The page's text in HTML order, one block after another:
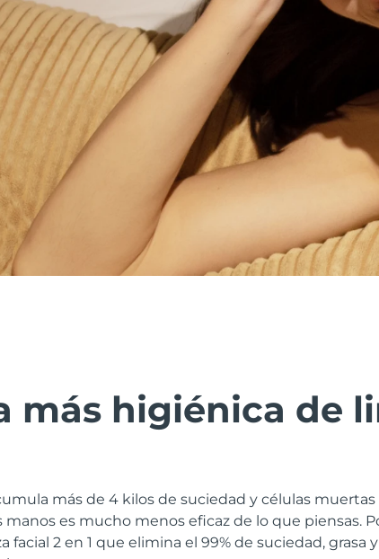
más higiénica de
más de 4 kilos de suciedad y células
es mucho menos eficaz de lo que piensas.
facial 2 en 1 que elimina el 99% de suciedad, grasa